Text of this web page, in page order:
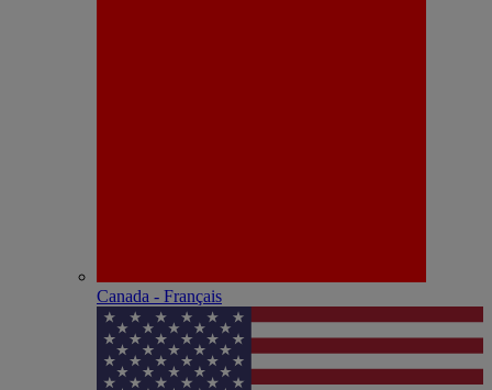
Canada - Français